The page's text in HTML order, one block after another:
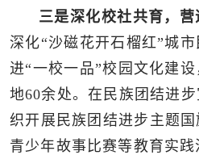
三是深化校社共育，营
深化“沙磁花开石榴红”城
进“一校一品”校园文化建
地60余处。在民族团结进
织开展民族团结进步主题国
青少年故事比赛等教育实